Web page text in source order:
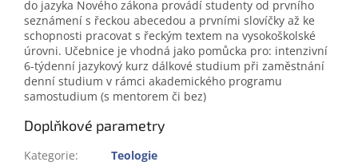
do jazyka Nového zákona provádí studenty od prvního
seznámení s řeckou abecedou a prvními slovíčky až ke
schopnosti pracovat s řeckým textem na vysokoškolské
úrovni. Učebnice je vhodná jako pomůcka pro: intenzivní
6-týdenní jazykový kurz dálkové studium při zaměstnání
denní studium v rámci akademického programu
samostudium (s mentorem či bez)
Doplňkové parametry
Kategorie:
Teologie